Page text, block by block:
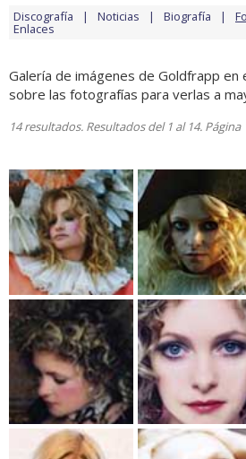
Discografía Noticias Biografía
Enlaces
Galería de imágenes de Goldfrapp en
sobre las fotografías para verlas a
14 resultados. Resultados del 1 al 14. Página